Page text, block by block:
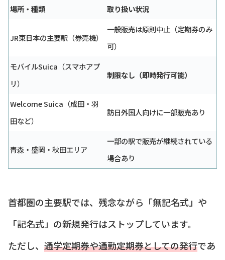
場所・種類 取り扱い状況
JR東日本の主要駅（券売機）
一般販売は原則中止（定期券のみ
可）
モバイルSuica（スマホアプ
リ）
制限なし（即時発行可能）
Welcome Suica（成田・羽
田など）
訪日外国人向けに一部販売あり
青森・盛岡・秋田エリア
一部の駅で販売が継続されている
場合あり
首都圏の主要駅では、残念ながら「無記名式」や
「記名式」の新規発行はストップしています。
ただし、 通学定期券や通勤定期券としての発行であ